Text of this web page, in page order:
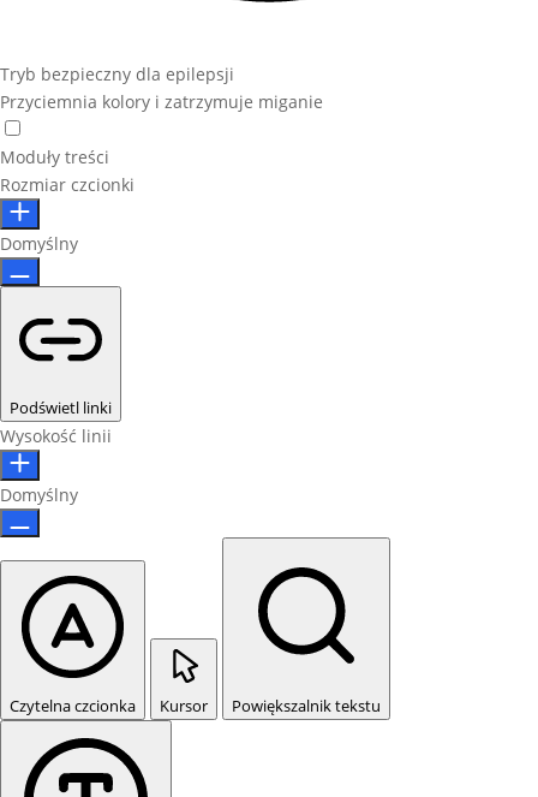
Tryb bezpieczny dla epilepsji
Przyciemnia kolory i zatrzymuje miganie
Moduły treści
Rozmiar czcionki
Domyślny
Podświetl linki
Wysokość linii
Domyślny
Czytelna czcionka Kursor Powiększalnik tekstu